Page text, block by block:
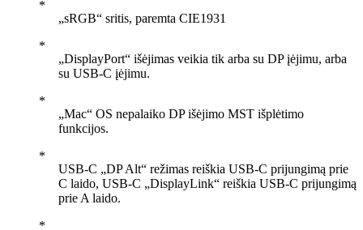
„sRGB“ sritis, paremta CIE1931
„DisplayPort“ išėjimas veikia tik arba su DP įėjimu, arba
su USB-C įėjimu.
„Mac“ OS nepalaiko DP išėjimo MST išplėtimo
funkcijos.
USB-C „DP Alt“ režimas reiškia USB-C prijungimą prie
C laido, USB-C „DisplayLink“ reiškia USB-C prijungimą
prie A laido.